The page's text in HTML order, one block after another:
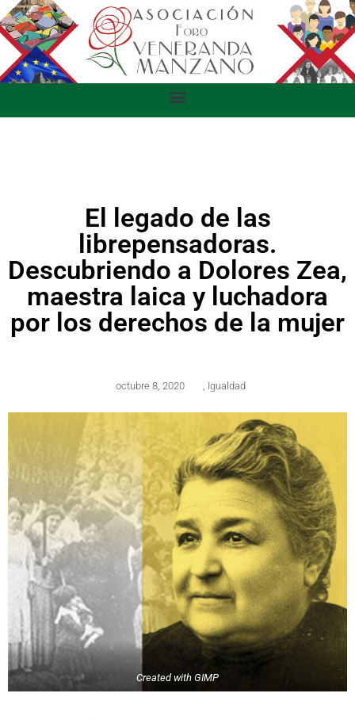
El legado de las
librepensadoras.
Descubriendo a Dolores Zea,
maestra laica y luchadora
por los derechos de la mujer
octubre 8, 2020 , Igualdad
Created with GIMP